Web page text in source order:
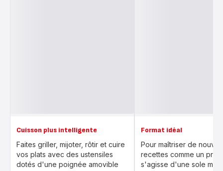
Cuisson plus intelligente
Faites griller, mijoter, rôtir et cuire
vos plats avec des ustensiles
dotés d'une poignée amovible
Format idéal
Pour maîtriser de
recettes comme un pro,
s'agisse d'une sole